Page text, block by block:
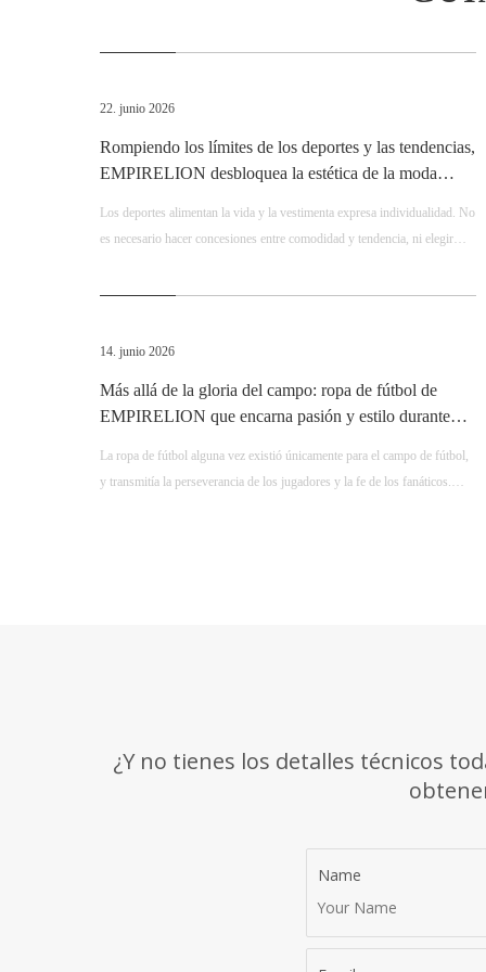
22. junio 2026
Rompiendo los límites de los deportes y las tendencias,
EMPIRELION desbloquea la estética de la moda
Los deportes alimentan la vida y la vestimenta expresa individualidad. No
es necesario hacer concesiones entre comodidad y tendencia, ni elegir
persiga cada pasión y libertad en un estado relajado.
14. junio 2026
Más allá de la gloria del campo: ropa de fútbol de
EMPIRELION que encarna pasión y estilo durante
La ropa de fútbol alguna vez existió únicamente para el campo de fútbol, ​​
y transmitía la perseverancia de los jugadores y la fe de los fanáticos.
¿Y no tienes los detalles técnicos
Name